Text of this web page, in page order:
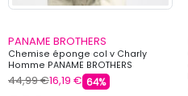
PANAME BROTHERS
Chemise éponge col v Charly
Homme PANAME BROTHERS
44,99 €16,19 € 64%